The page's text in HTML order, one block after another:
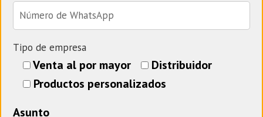
Tipo de empresa
Venta al por mayor
Distribuidor
Productos personalizados
Asunto